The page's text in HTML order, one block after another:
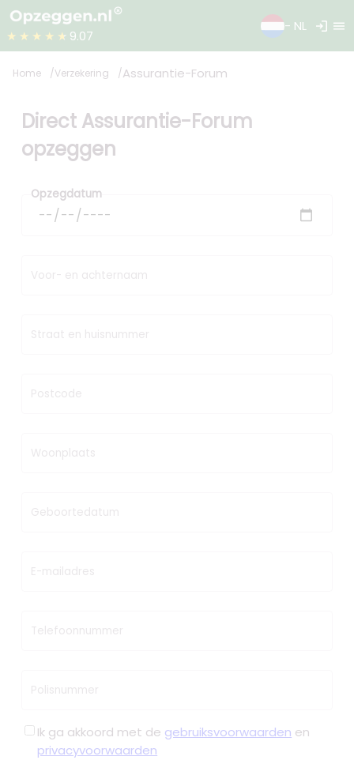
★★★★★ 9.07
- NL login menu
Home Verzekering Assurantie-Forum
Direct Assurantie-Forum
opzeggen
Opzegdatum
Voor- en achternaam
Straat en huisnummer
Postcode
Woonplaats
Geboortedatum
E-mailadres
Telefoonnummer
Polisnummer
Ik ga akkoord met de gebruiksvoorwaarden en
privacyvoorwaarden